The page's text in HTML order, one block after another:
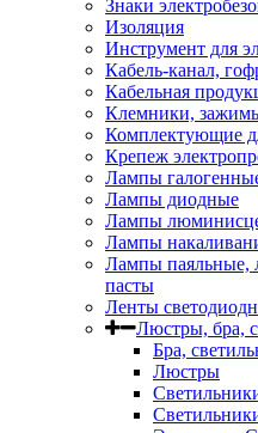
Знаки
Изоляция
Инструмент для
Кабель-канал,
Кабельная
Клемники,
Комплектующие
Крепеж
Лампы
Лампы диодные
Лампы
Лампы
Лампы паяльные,
пасты
Ленты
Люстры, бра,
Бра,
Люстры